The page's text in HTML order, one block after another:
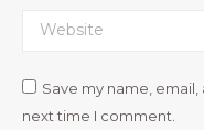
Website
Save my name,
next time I comment.